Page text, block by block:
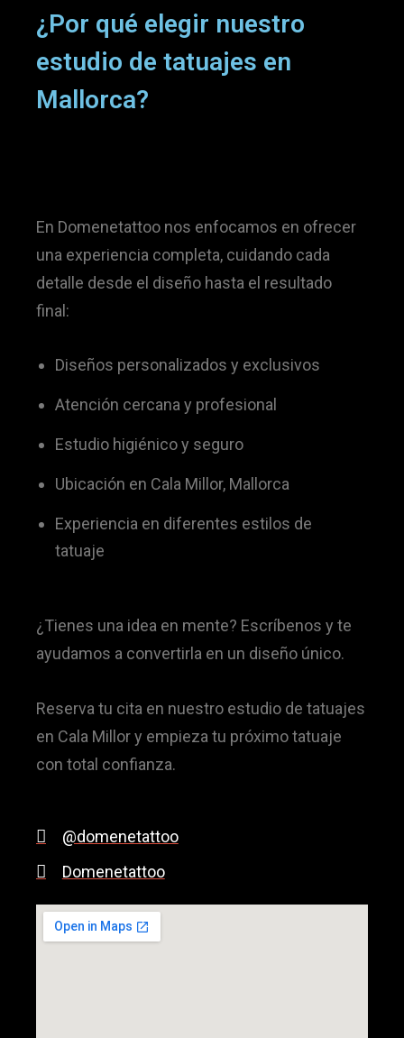
¿Por qué elegir nuestro
estudio de tatuajes en
Mallorca?
En Domenetattoo nos enfocamos en ofrecer
una experiencia completa, cuidando cada
detalle desde el diseño hasta el resultado
final:
Diseños personalizados y exclusivos
Atención cercana y profesional
Estudio higiénico y seguro
Ubicación en Cala Millor, Mallorca
Experiencia en diferentes estilos de
tatuaje
¿Tienes una idea en mente? Escríbenos y te
ayudamos a convertirla en un diseño único.
Reserva tu cita en nuestro estudio de tatuajes
en Cala Millor y empieza tu próximo tatuaje
con total confianza.
@domenetattoo
Domenetattoo